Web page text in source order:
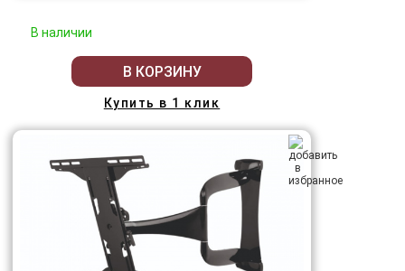
В наличии
В КОРЗИНУ
Купить в 1 клик